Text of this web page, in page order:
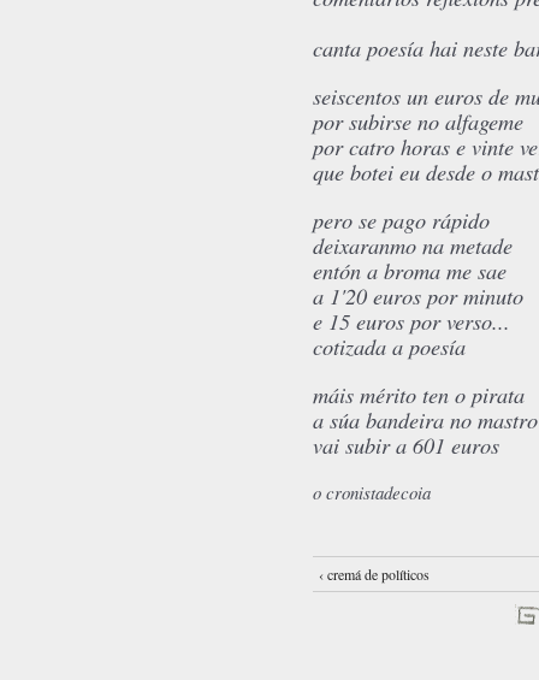
canta poesía hai neste
seiscentos un euros de
por subirse no alfageme
por catro horas e vinte
que botei eu desde o
pero se pago rápido
deixaranmo na metade
entón a broma me sae
a 1'20 euros por minuto
e 15 euros por verso...
cotizada a poesía
máis mérito ten o pirata
a súa bandeira no mastro
vai subir a 601 euros
o cronistadecoia
‹ cremá de políticos